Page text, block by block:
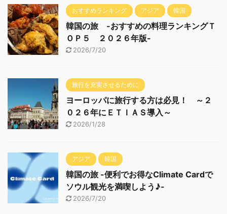
おすすめランキング アジア 韓国
韓国の旅 -おすすめの料理ランキングＴ
ＯＰ５ ２０２６年版-
2026/7/20
旅行を充実させるために
ヨーロッパに旅行する方は必見！ ～２
０２６年にＥＴＩＡＳ導入～
2026/1/28
アジア 韓国
韓国の旅 -便利でお得なClimate Cardで
ソウル観光を満喫しよう♪-
2026/7/20